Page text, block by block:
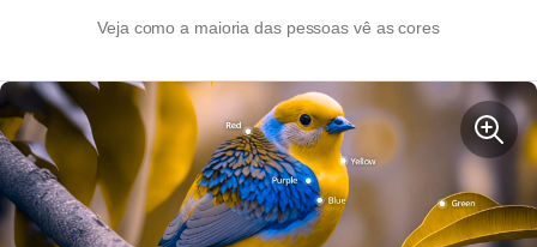
Veja como a maioria das pessoas vê as cores